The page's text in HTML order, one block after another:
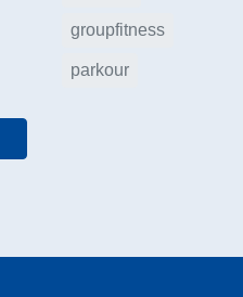
groupfitness
parkour